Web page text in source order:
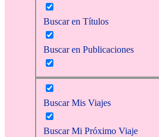
Buscar en Títulos
Buscar en Publicaciones
Buscar Mis Viajes
Buscar Mi Próximo Viaje